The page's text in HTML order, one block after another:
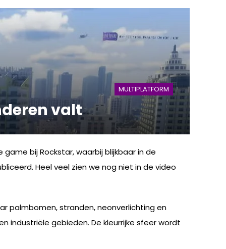
MULTIPLATFORM
valt
bij Rockstar, waarbij blijkbaar in de
Heel veel zien we nog niet in de video
palmbomen, stranden, neonverlichting en
industriële gebieden. De kleurrijke sfeer wordt